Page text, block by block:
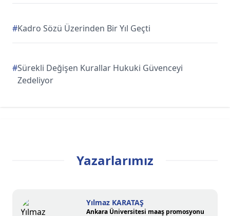
#Kadro Sözü Üzerinden Bir Yıl Geçti
#Sürekli Değişen Kurallar Hukuki Güvenceyi
Zedeliyor
Yazarlarımız
Yılmaz KARATAŞ
Ankara Üniversitesi maaş promosyonu